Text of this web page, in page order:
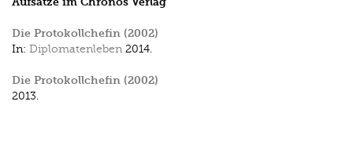
Die Protokollchefin (2002)
In: Diplomatenleben 2014.
Die Protokollchefin (2002)
2013.